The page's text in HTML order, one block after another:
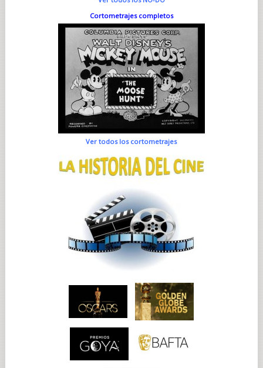
Cortometrajes completos
Ver todos los cortometrajes